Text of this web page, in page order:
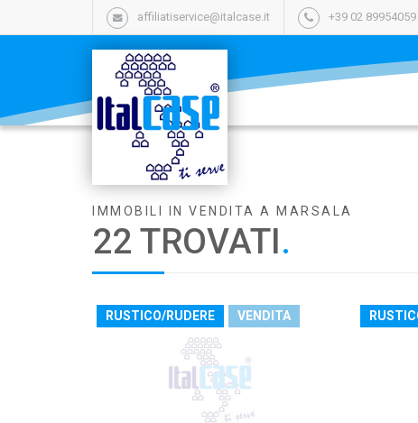
affiliatiservice@italcase.it +39 02 89954059
IMMOBILI IN VENDITA A MARSALA
22 TROVATI.
RUSTICO/RUDERE VENDITA